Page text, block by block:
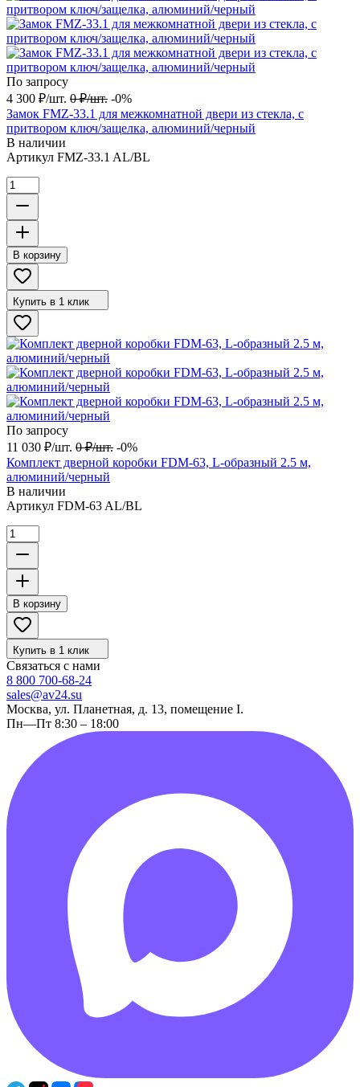
По запросу
4 300 ₽/шт. 0 ₽/шт. -0%
Замок FMZ-33.1 для межкомнатной двери из стекла, с
притвором ключ/защелка, алюминий/черный
В наличии
Артикул FMZ-33.1 AL/BL
В корзину
Купить в 1 клик
По запросу
11 030 ₽/шт. 0 ₽/шт. -0%
Комплект дверной коробки FDM-63, L-образный 2.5 м,
алюминий/черный
В наличии
Артикул FDM-63 AL/BL
В корзину
Купить в 1 клик
Связаться с нами
8 800 700-68-24
sales@av24.su
Москва, ул. Планетная, д. 13, помещение I.
Пн—Пт 8:30 – 18:00